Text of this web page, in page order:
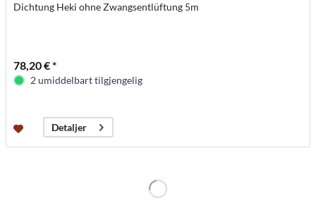
Dichtung Heki ohne Zwangsentlüftung 5m
78,20 € *
2 umiddelbart tilgjengelig
Detaljer